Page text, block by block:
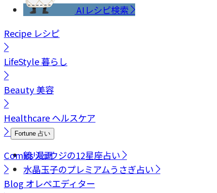
AIレシピ検索
Recipe レシピ
LifeStyle暮らし
Beauty美容
Healthcareヘルスケア
Fortune 占い
鏡リュウジの12星座占い
水晶玉子のプレミアムうさぎ占い
Comics漫画
Blog オレペエディター